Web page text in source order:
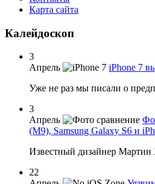
Карта сайта
Калейдоскоп
3
Апрель
iPhone 7
Уже не раз мы писали о
3
Апрель
(M9), Samsung Galaxy S6 и
Известный дизайнер Мартин
22